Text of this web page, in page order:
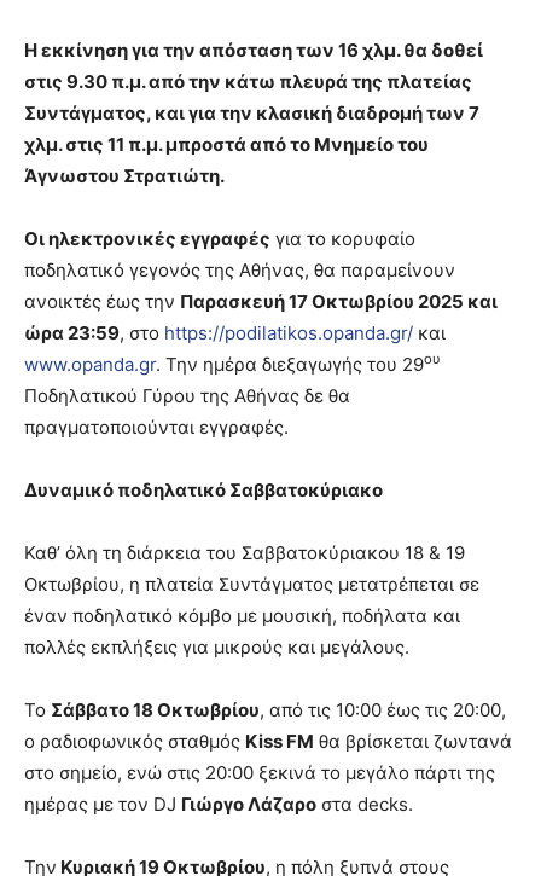
Η εκκίνηση για την απόσταση των 16 χλμ. θα δοθεί
στις 9.30 π.μ. από την κάτω πλευρά της πλατείας
Συντάγματος, και για την κλασική διαδρομή των 7
χλμ. στις 11 π.μ. μπροστά από το Μνημείο του
Άγνωστου Στρατιώτη.
Οι ηλεκτρονικές εγγραφές για το κορυφαίο
ποδηλατικό γεγονός της Αθήνας, θα παραμείνουν
ανοικτές έως την Παρασκευή 17 Οκτωβρίου 2025 και
ώρα 23:59, στο https://podilatikos.opanda.gr/ και
www.opanda.gr. Την ημέρα διεξαγωγής του 29ου
Ποδηλατικού Γύρου της Αθήνας δε θα
πραγματοποιούνται εγγραφές.
Δυναμικό ποδηλατικό Σαββατοκύριακο
Καθ’ όλη τη διάρκεια του Σαββατοκύριακου 18 & 19
Οκτωβρίου, η πλατεία Συντάγματος μετατρέπεται σε
έναν ποδηλατικό κόμβο με μουσική, ποδήλατα και
πολλές εκπλήξεις για μικρούς και μεγάλους.
Το Σάββατο 18 Οκτωβρίου, από τις 10:00 έως τις 20:00,
ο ραδιοφωνικός σταθμός Kiss FM θα βρίσκεται ζωντανά
στο σημείο, ενώ στις 20:00 ξεκινά το μεγάλο πάρτι της
ημέρας με τον DJ Γιώργο Λάζαρο στα decks.
Την Κυριακή 19 Οκτωβρίου, η πόλη ξυπνά στους